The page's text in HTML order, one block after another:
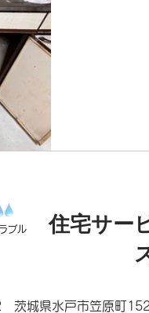
住宅サー
ブル
茨城県水戸市笠原町